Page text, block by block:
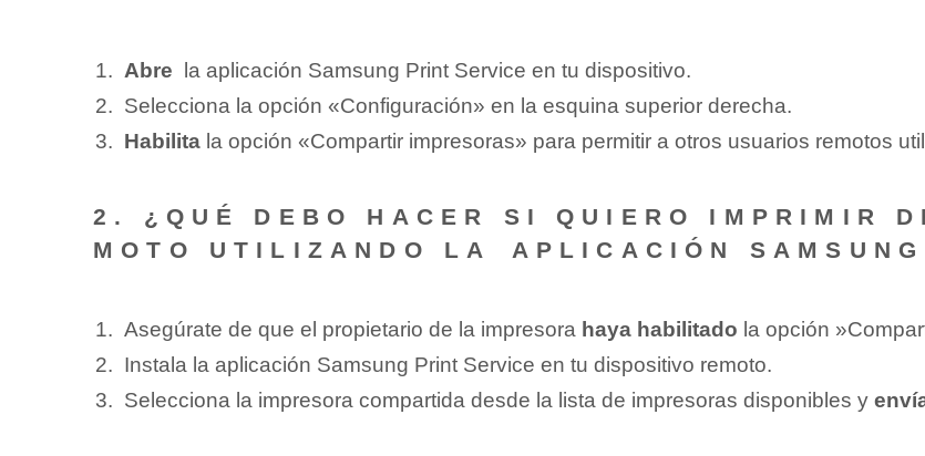
Abre ⁣ la aplicación Samsung Print Service en ​tu ‌dispositivo.
Selecciona la opción «Configuración» en la esquina superior derecha.
Habilita⁢la opción «Compartir impresoras» para permitir a otros usuarios remotos
2. ¿QUÉ DEBO HACER SI QUIERO IMPRIMIR
MOTO ‍UTILIZANDO LA⁢ APLICACIÓN
Asegúrate de que el propietario de la‌ impresora haya habilitado la ⁣opción
Instala la aplicación Samsung Print Service en tu‌ dispositivo remoto.
Selecciona ⁢la impresora compartida desde la lista‌ de impresoras disponibles y⁤